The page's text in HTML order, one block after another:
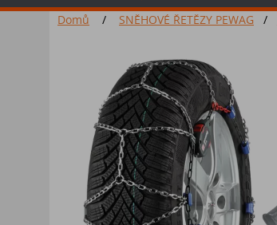
Domů
/ SNĚHOVÉ ŘETĚZY PEWAG /